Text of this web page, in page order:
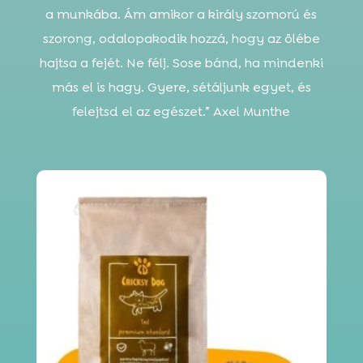
a munkába. Ám amikor a király szomorú és
szorong, odalopakodik hozzá, hogy az ölébe
hajtsa a fejét. Ne félj. Sose bánd, ha mindenki
más el is hagy. Gyere, sétáljunk egyet, és
felejtsd el az egészet.” Axel Munthe